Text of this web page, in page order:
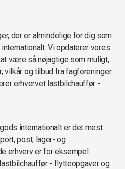
der er almindelige for dig som
Vi opdaterer vores
være så nøjagtige som muligt,
vilkår og tilbud fra fagforeninger
erhvervet lastbilchauffør -
internationalt er det mest
post, lager- og
erhverv er for eksempel
- flytteopgaver og